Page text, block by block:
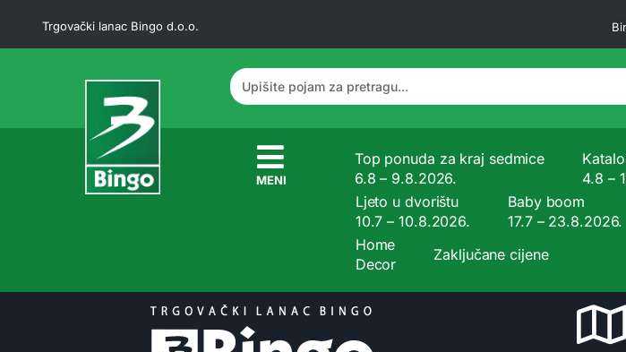
Trgovački lanac Bingo d.o.o.
MENI
Top ponuda za kraj sedmice
6.8 – 9.8.2026.
4.8 –
Ljeto u dvorištu
10.7 – 10.8.2026.
Baby boom
17.7 – 23.8.2026.
Home
Decor
Zaključane cijene